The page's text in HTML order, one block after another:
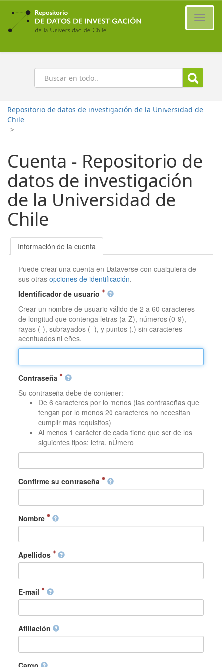
Ir
contenido
principal
Buscar
Repositorio de datos de investigación de la Universidad de
Chile
>
Cuenta - Repositorio de
datos de investigación
de la Universidad de
Chile
Información de la cuenta
Puede crear una cuenta en Dataverse con cualquiera de
sus otrasopciones de identificación.
Identificador de usuario
Crear un nombre de usuario válido de 2 a 60 caracteres
de longitud que contenga letras (a-Z), números (0-9),
rayas (-), subrayados (_), y puntos (.) sin caracteres
acentuados ni eñes.
Contraseña
Su contraseña debe de contener:
De 6 caracteres por lo menos (las contraseñas que
tengan por lo menos 20 caracteres no necesitan
cumplir más requisitos)
Al menos 1 carácter de cada tiene que ser de los
siguientes tipos: letra, nÚmero
Confirme su contraseña
Nombre
Apellidos
E-mail
Afiliación
Cargo